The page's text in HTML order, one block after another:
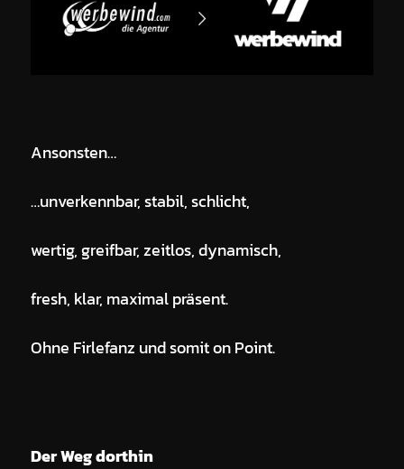
Ansonsten…
…unverkennbar, stabil, schlicht,
wertig, greifbar, zeitlos, dynamisch,
fresh, klar, maximal präsent.
Ohne Firlefanz und somit on Point.
Der Weg dorthin